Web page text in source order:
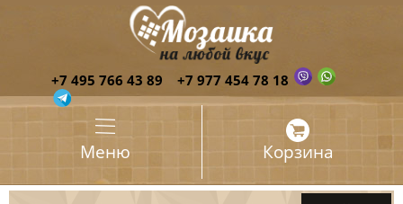
+7 495 766 43 89 +7 977 454 78 18
Меню Корзина